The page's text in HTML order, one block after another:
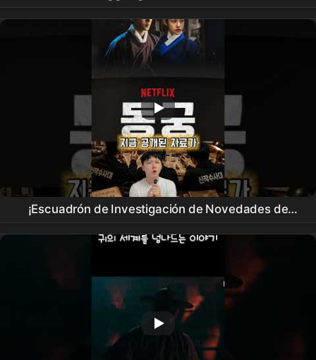
Tráiler teaser
¡Escuadrón de Investigación de Novedades de
Netflix Parte 1!🔍 Empezamos a investigar
después de ver el póster de The East Palace
Netflix